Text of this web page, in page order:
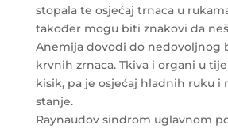
stopala te osjećaj trnaca u
također mogu biti znakovi da
Anemija dovodi do nedovoljnog
krvnih zrnaca. Tkiva i organi u
kisik, pa je osjećaj hladnih ruku i
stanje.
Raynaudov sindrom uglavnom